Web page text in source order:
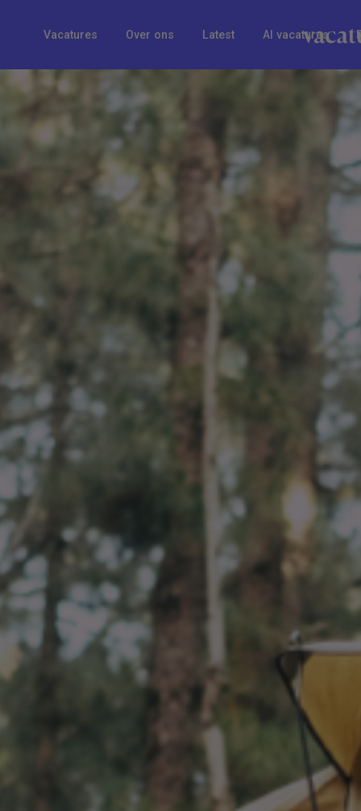
Vacatures Over ons Latest AI vacatures